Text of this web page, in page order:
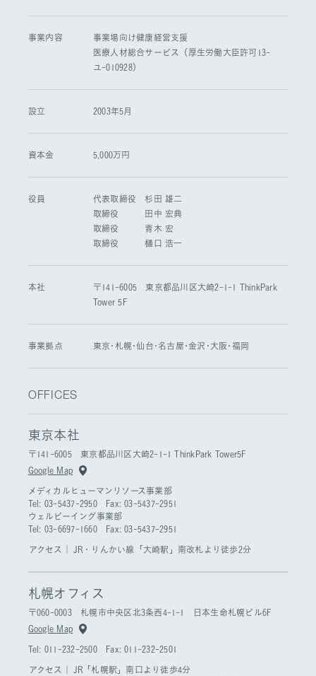
事業内容
事業場向け健康経営支援
医療人材総合サービス（厚生労働大臣許可13-
ユ-010928）
設立 2003年5月
資本金 5,000万円
役員
代表取締役 杉田 雄二
取締役 田中 宏典
取締役 青木 宏
取締役 樋口 浩一
本社
〒141-6005 東京都品川区大崎2-1-1 ThinkPark
Tower 5F
事業拠点 東京･札幌･仙台･名古屋･金沢･大阪･福岡
OFFICES
東京本社
〒141-6005 東京都品川区大崎2-1-1 ThinkPark Tower5F
Google Map
メディカルヒューマンリソース事業部
Tel: 03-5437-2950 Fax: 03-5437-2951
ウェルビーイング事業部
Tel: 03-6697-1660 Fax: 03-5437-2951
アクセス｜
JR・りんかい線「大崎駅」南改札より徒歩2分
札幌オフィス
〒060-0003 札幌市中央区北3条西4-1-1 日本生命札幌ビル6F
Google Map
Tel: 011-232-2500 Fax: 011-232-2501
アクセス｜
JR「札幌駅」南口より徒歩4分